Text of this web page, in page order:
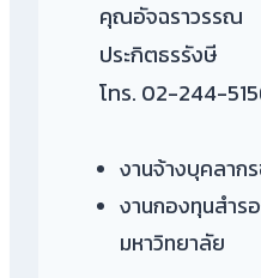
คุณอัจฉราวรรณ
ประกิตธรรังษี
โทร. 02-244-
งานจ้างบุคลาก
งานกองทุนสำร
มหาวิทยาลัย